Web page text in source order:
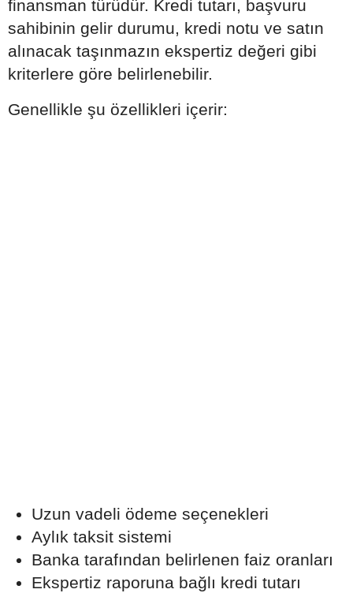
finansman türüdür. Kredi tutarı, başvuru
sahibinin gelir durumu, kredi notu ve satın
alınacak taşınmazın ekspertiz değeri gibi
kriterlere göre belirlenebilir.
Genellikle şu özellikleri içerir:
Uzun vadeli ödeme seçenekleri
Aylık taksit sistemi
Banka tarafından belirlenen faiz oranları
Ekspertiz raporuna bağlı kredi tutarı